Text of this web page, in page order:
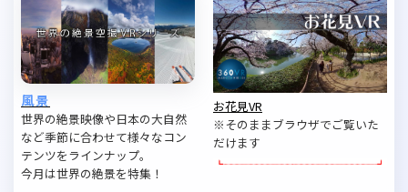
風景
世界の絶景映像や日本の大自然
など季節に合わせて様々なコン
テンツをラインナップ。
今月は世界の絶景を特集！
お花見VR
※そのままブラウザでご覧いた
だけます